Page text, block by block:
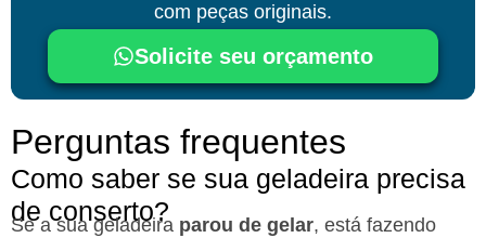
com peças originais.
Solicite seu orçamento
Perguntas frequentes
Como saber se sua geladeira precisa
de conserto?
Se a sua geladeira parou de gelar, está fazendo